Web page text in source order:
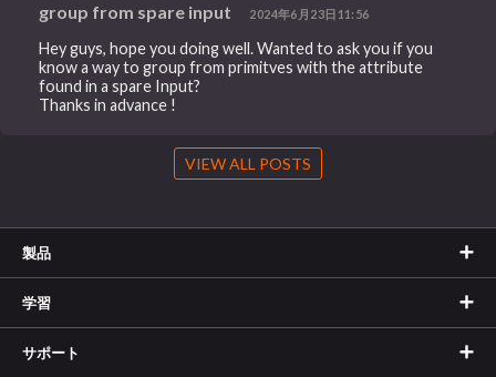
group from spare input 2024年6月23日11:56
Hey guys, hope you doing well. Wanted to ask you if you
know a way to group from primitves with the attribute
found in a spare Input?
Thanks in advance !
VIEW ALL POSTS
製品
学習
サポート